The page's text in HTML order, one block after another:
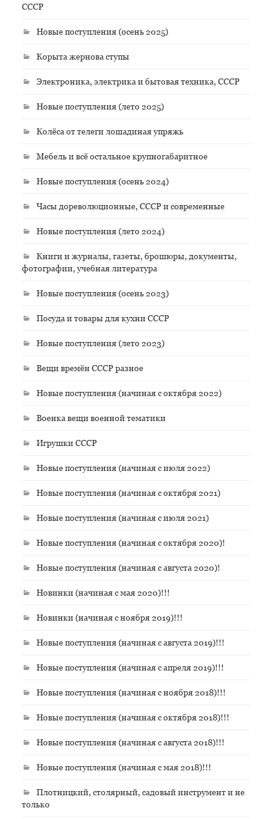
СССР
Новые поступления (осень 2025)
Корыта жернова ступы
Электроника, электрика и бытовая техника, СССР
Новые поступления (лето 2025)
Колёса от телеги лошадиная упряжь
Мебель и всё остальное крупногабаритное
Новые поступления (осень 2024)
Часы дореволюционные, СССР и современные
Новые поступления (лето 2024)
Книги и журналы, газеты, брошюры, документы,
фотографии, учебная литература
Новые поступления (осень 2023)
Посуда и товары для кухни СССР
Новые поступления (лето 2023)
Вещи времён СССР разное
Новые поступления (начиная с октября 2022)
Военка вещи военной тематики
Игрушки СССР
Новые поступления (начиная с июля 2022)
Новые поступления (начиная с октября 2021)
Новые поступления (начиная с июля 2021)
Новые поступления (начиная с октября 2020)!
Новые поступления (начиная с августа 2020)!
Новинки (начиная с мая 2020)!!!
Новинки (начиная с ноября 2019)!!!
Новые поступления (начиная с августа 2019)!!!
Новые поступления (начиная с апреля 2019)!!!
Новые поступления (начиная с ноября 2018)!!!
Новые поступления (начиная с октября 2018)!!!
Новые поступления (начиная с августа 2018)!!!
Новые поступления (начиная с мая 2018)!!!
Плотницкий, столярный, садовый инструмент и не
только